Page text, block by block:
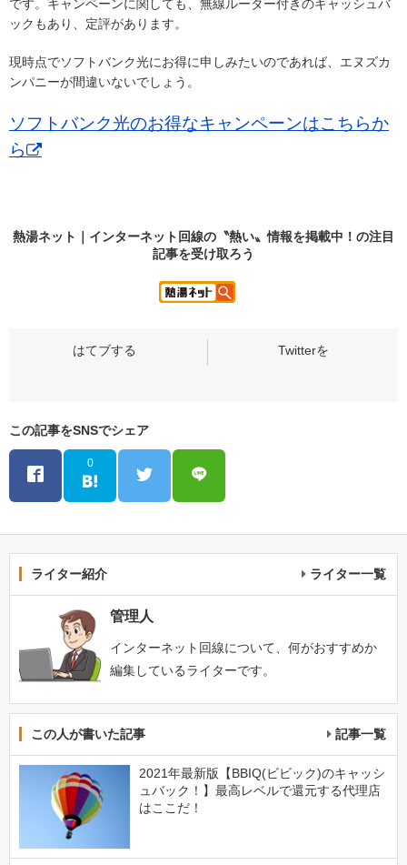
です。キャンペーンに関しても、無線ルーター付きのキャッシュバ
ックもあり、定評があります。
現時点でソフトバンク光にお得に申しみたいのであれば、エヌズカ
ンパニーが間違いないでしょう。
ソフトバンク光のお得なキャンペーンはこちらか
ら
熱湯ネット｜インターネット回線の〝熱い〟情報を掲載中！の注目
記事を受け取ろう
この記事をSNSでシェア
0
ライター紹介 ライター一覧
管理人
インターネット回線について、何がおすすめか
編集しているライターです。
この人が書いた記事 記事一覧
2021年最新版【BBIQ(ビビック)のキャッシ
ュバック！】最高レベルで還元する代理店
はここだ！